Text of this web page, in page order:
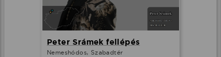
Peter Srámek fellépés
Nemeshódos, Szabadtér